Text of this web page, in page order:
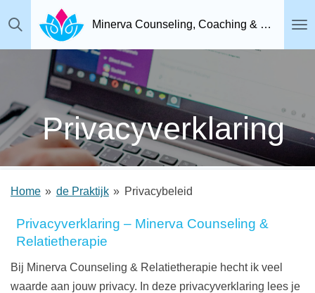
Ga
direct
hoofdinhoud
Minerva Counseling, Coaching & Relatietherapie, Psychosociaal Therapeut Breda
Privacyverklaring
Home » de Praktijk » Privacybeleid
Privacyverklaring – Minerva Counseling &
Relatietherapie
Bij Minerva Counseling & Relatietherapie hecht ik veel
waarde aan jouw privacy. In deze privacyverklaring lees je